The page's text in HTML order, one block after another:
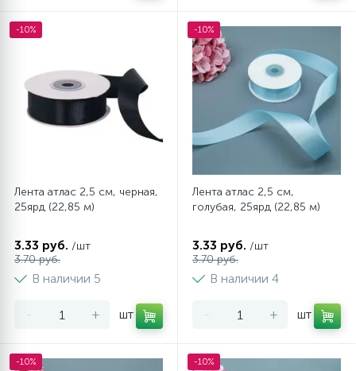
-10%
Лента атлас 2,5 см, черная,
25ярд (22,85 м)
3.33 руб. /шт
3.70 руб.
В наличии 5
- + шт
-10%
Лента атлас 2,5 см,
голубая, 25ярд (22,85 м)
3.33 руб. /шт
3.70 руб.
В наличии 4
- + шт
-10% -10%